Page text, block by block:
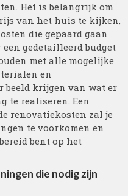
Het is belangrijk om
van het huis te kijken,
die gepaard gaan
gedetailleerd budget
met alle mogelijke
en
beeld krijgen van wat er
te realiseren. Een
renovatiekosten zal je
te voorkomen en
bent op het
die nodig zijn